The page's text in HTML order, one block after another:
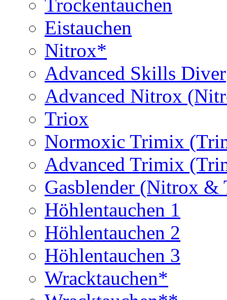
Trockentauchen
Eistauchen
Nitrox*
Advanced Skills Diver
Advanced Nitrox
Triox
Normoxic Trimix
Advanced Trimix
Gasblender (Nitrox
Höhlentauchen 1
Höhlentauchen 2
Höhlentauchen 3
Wracktauchen*